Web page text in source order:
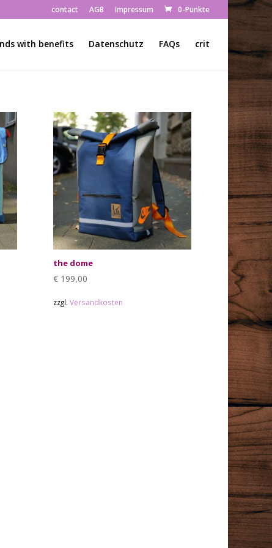
contact AGB Impressum 0-Punkte
with benefits Datenschutz FAQs crit
the dome
€ 199,00
zzgl.Versandkosten